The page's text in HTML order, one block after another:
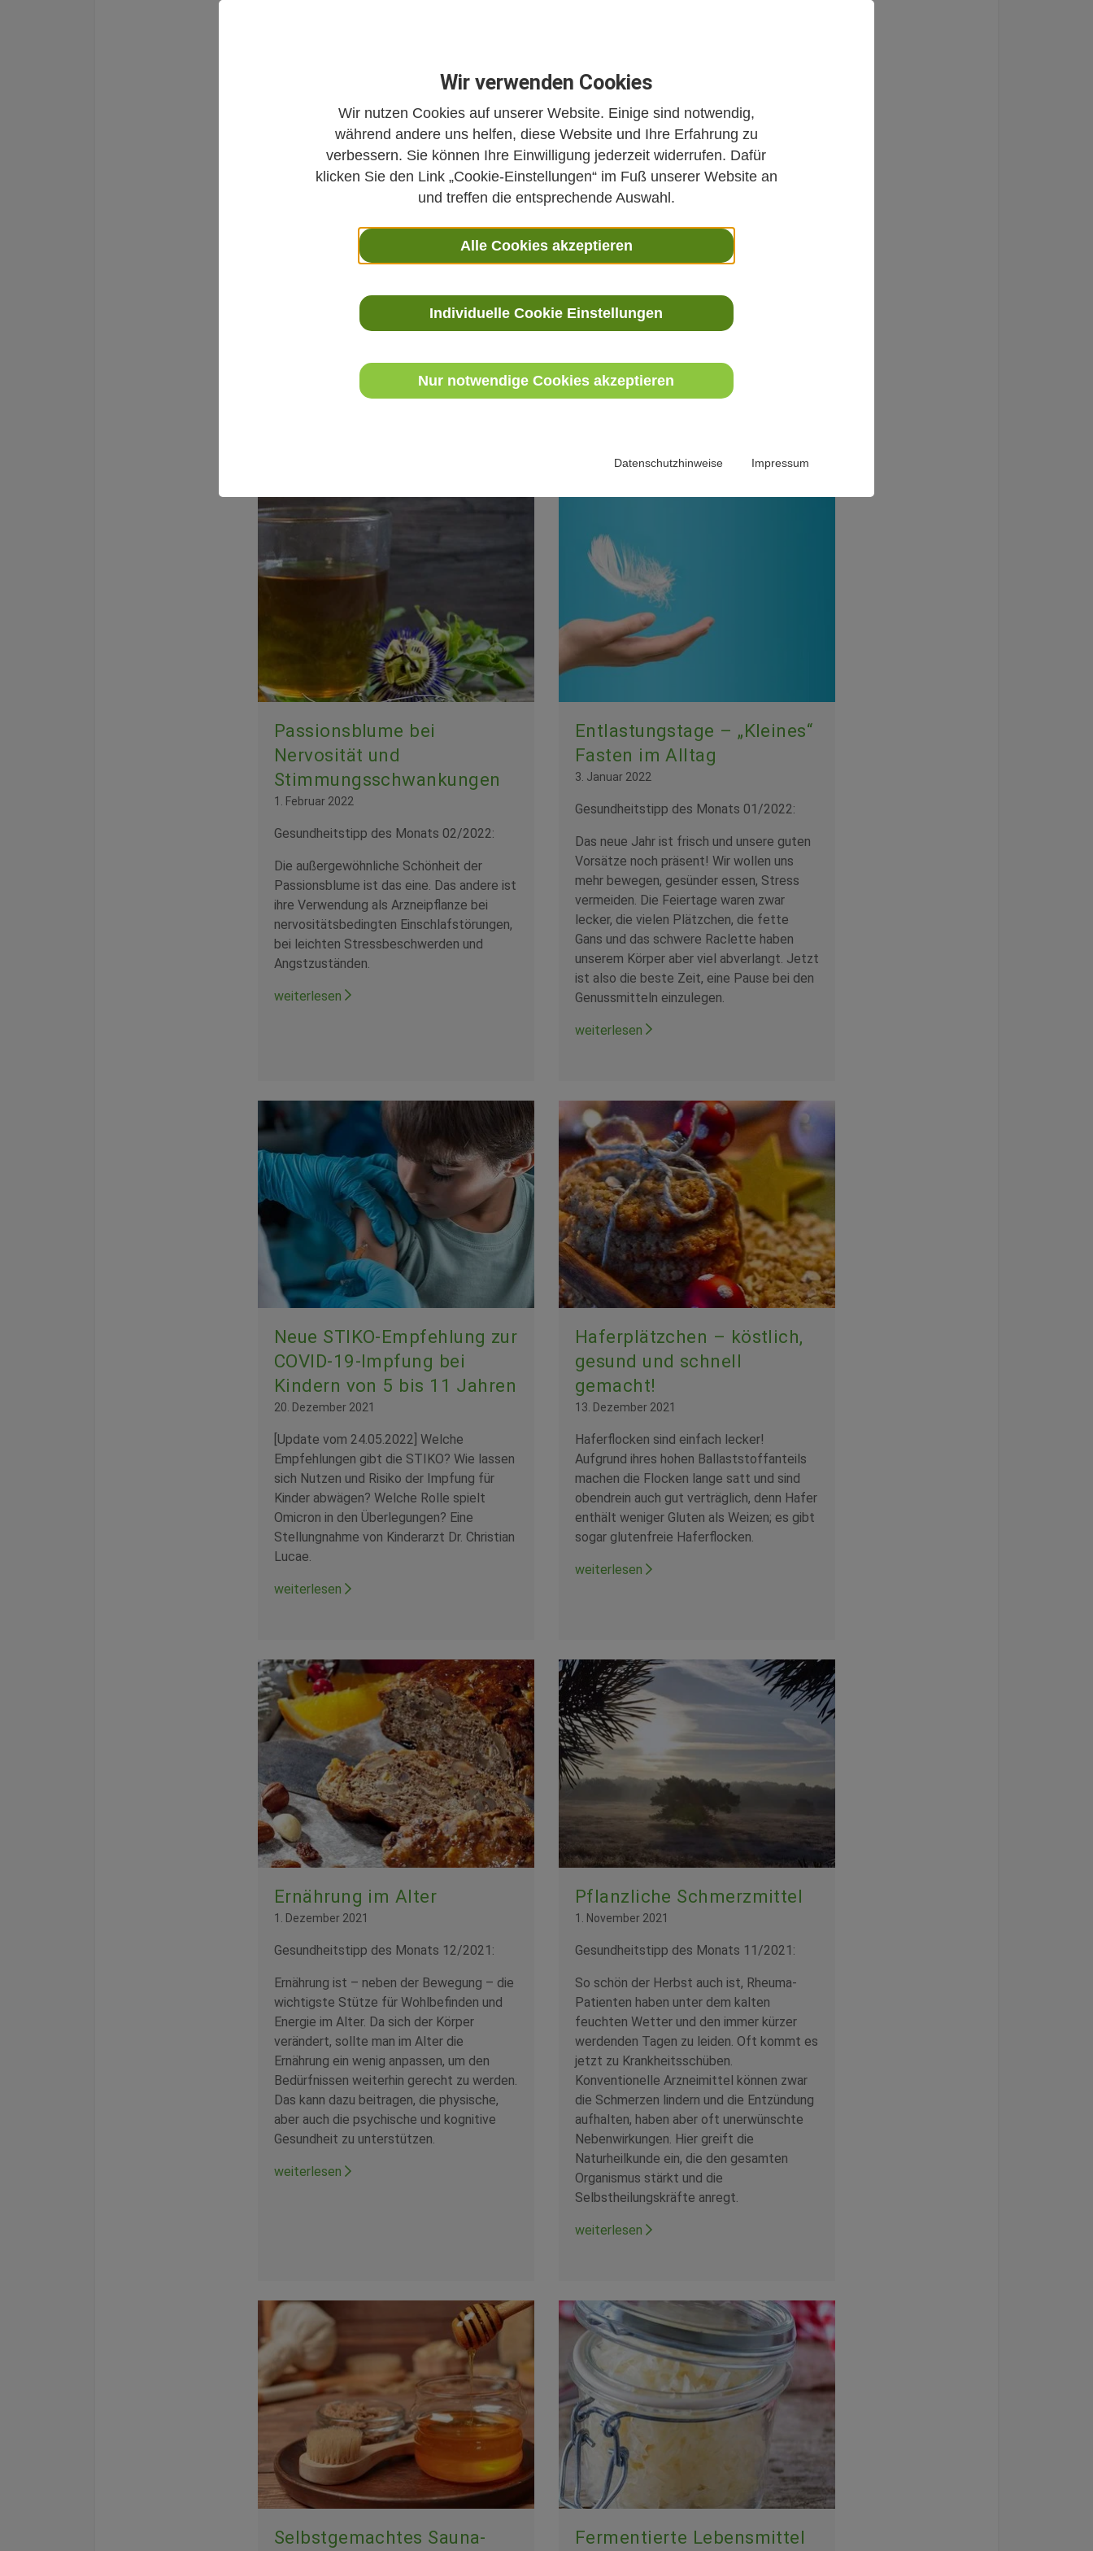
Wir verwenden Cookies
Wir nutzen Cookies auf unserer Website. Einige sind notwendig,
während andere uns helfen, diese Website und Ihre Erfahrung zu
verbessern. Sie können Ihre Einwilligung jederzeit widerrufen. Dafür
klicken Sie den Link „Cookie-Einstellungen“ im Fuß unserer Website an
und treffen die entsprechende Auswahl.
Alle Cookies akzeptieren
Individuelle Cookie Einstellungen
Nur notwendige Cookies akzeptieren
Datenschutzhinweise Impressum
Entschlacken mit Kräutern
6. April 2022
Gesundheitstipp des Monats 04/2022:
geriet: Im Frühjahr wird die Natur wieder
regelrecht explodieren! Jeden Tag
Bäumen bildet sich das erste zarte Grün.
Wie wäre es damit, den Schwung des
Frühlings auch für einen körperlichen
wir wunderbar entschlacken und neue
Energie tanken:
Die Haut in der Fastenzeit
unterstützen
1. März 2022
Gesundheitstipp des Monats 03/2022:
Traditionell läutet der Aschermittwoch die
Fastenzeit ein. Viele Menschen versuchen
wie Rauchen, Alkohol trinken, Süßigkeiten
essen oder die ständige Beschäftigung
Passionsblume bei
Nervosität und
Stimmungsschwankungen
1. Februar 2022
Gesundheitstipp des Monats 02/2022:
Die außergewöhnliche Schönheit der
Passionsblume ist das eine. Das andere ist
ihre Verwendung als Arzneipflanze bei
nervositätsbedingten Einschlafstörungen,
bei leichten Stressbeschwerden und
Angstzuständen.
weiterlesen
Entlastungstage – „Kleines“
Fasten im Alltag
3. Januar 2022
Gesundheitstipp des Monats 01/2022:
Das neue Jahr ist frisch und unsere guten
Vorsätze noch präsent! Wir wollen uns
mehr bewegen, gesünder essen, Stress
vermeiden. Die Feiertage waren zwar
lecker, die vielen Plätzchen, die fette
Gans und das schwere Raclette haben
unserem Körper aber viel abverlangt. Jetzt
ist also die beste Zeit, eine Pause bei den
Genussmitteln einzulegen.
weiterlesen
Neue STIKO-Empfehlung zur
COVID-19-Impfung bei
Kindern von 5 bis 11 Jahren
20. Dezember 2021
[Update vom 24.05.2022] Welche
Empfehlungen gibt die STIKO? Wie lassen
sich Nutzen und Risiko der Impfung für
Kinder abwägen? Welche Rolle spielt
Omicron in den Überlegungen? Eine
Stellungnahme von Kinderarzt Dr. Christian
Lucae.
weiterlesen
Haferplätzchen – köstlich,
gesund und schnell
gemacht!
13. Dezember 2021
Haferflocken sind einfach lecker!
Aufgrund ihres hohen Ballaststoffanteils
machen die Flocken lange satt und sind
obendrein auch gut verträglich, denn Hafer
enthält weniger Gluten als Weizen; es gibt
sogar glutenfreie Haferflocken.
weiterlesen
Ernährung im Alter
1. Dezember 2021
Gesundheitstipp des Monats 12/2021:
Ernährung ist – neben der Bewegung – die
wichtigste Stütze für Wohlbefinden und
Energie im Alter. Da sich der Körper
verändert, sollte man im Alter die
Ernährung ein wenig anpassen, um den
Bedürfnissen weiterhin gerecht zu werden.
Das kann dazu beitragen, die physische,
aber auch die psychische und kognitive
Gesundheit zu unterstützen.
weiterlesen
Pflanzliche Schmerzmittel
1. November 2021
Gesundheitstipp des Monats 11/2021:
So schön der Herbst auch ist, Rheuma-
Patienten haben unter dem kalten
feuchten Wetter und den immer kürzer
werdenden Tagen zu leiden. Oft kommt es
jetzt zu Krankheitsschüben.
Konventionelle Arzneimittel können zwar
die Schmerzen lindern und die Entzündung
aufhalten, haben aber oft unerwünschte
Nebenwirkungen. Hier greift die
Naturheilkunde ein, die den gesamten
Organismus stärkt und die
Selbstheilungskräfte anregt.
weiterlesen
Selbstgemachtes Sauna-
Fermentierte Lebensmittel